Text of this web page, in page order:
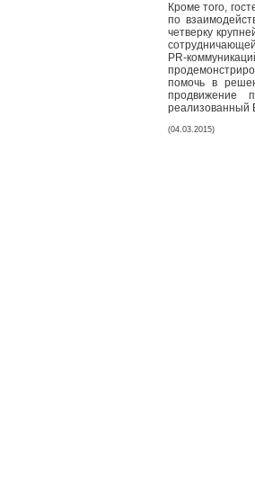
Кроме того,
по
четверку
PR-
помочь в
продвижение
реализованный
(04.03.2015)